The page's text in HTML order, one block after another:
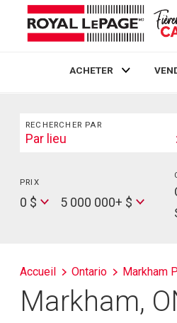
ACHETER
Rechercher
RECHERCHER PAR
Search
Par lieu
PRIX
0 $
Max
5 000 000+ $
Accueil Ontario Markham
Markham,